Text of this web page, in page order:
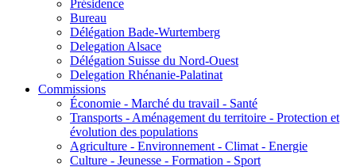
Présidence
Bureau
Délégation Bade-Wurtemberg
Delegation Alsace
Délégation Suisse du Nord-Ouest
Delegation Rhénanie-Palatinat
Commissions
Économie - Marché du travail - Santé
Transports - Aménagement du territoire - Protection et
évolution des populations
Agriculture - Environnement - Climat - Energie
Culture - Jeunesse - Formation - Sport